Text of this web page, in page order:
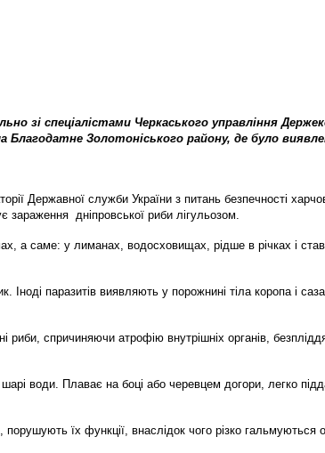
зі спеціалістами Черкаського управління
Благодатне Золотоніського району, де було
Державної служби України з питань безпечності
дніпровської риби лігульозом.
а саме: у лиманах, водосховищах, рідше в річках і
паразитів виявляють у порожнині тіла коропа і
риби, спричиняючи атрофію внутрішніх органів,
води. Плаває на боці або черевцем догори, легко
їх функції, внаслідок чого різко гальмуються